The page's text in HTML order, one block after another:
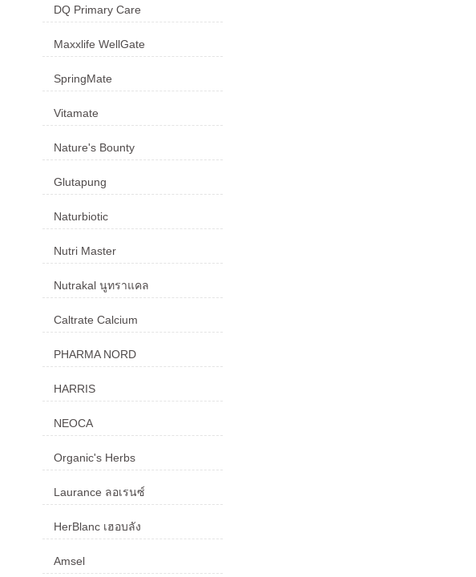
DQ Primary Care
Maxxlife WellGate
SpringMate
Vitamate
Nature's Bounty
Glutapung
Naturbiotic
Nutri Master
Nutrakal นูทราแคล
Caltrate Calcium
PHARMA NORD
HARRIS
NEOCA
Organic's Herbs
Laurance ลอเรนซ์
HerBlanc เฮอบลัง
Amsel